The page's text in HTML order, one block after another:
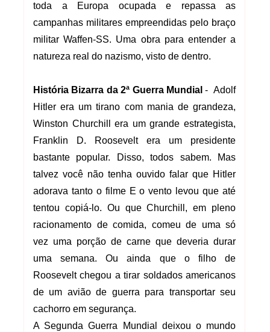
toda a Europa ocupada e repassa as
campanhas militares empreendidas pelo braço
militar Waffen-SS. Uma obra para entender a
natureza real do nazismo, visto de dentro.
História Bizarra da 2ª Guerra Mundial - Adolf
Hitler era um tirano com mania de grandeza,
Winston Churchill era um grande estrategista,
Franklin D. Roosevelt era um presidente
bastante popular. Disso, todos sabem. Mas
talvez você não tenha ouvido falar que Hitler
adorava tanto o filme E o vento levou que até
tentou copiá-lo. Ou que Churchill, em pleno
racionamento de comida, comeu de uma só
vez uma porção de carne que deveria durar
uma semana. Ou ainda que o filho de
Roosevelt chegou a tirar soldados americanos
de um avião de guerra para transportar seu
cachorro em segurança.
A Segunda Guerra Mundial deixou o mundo